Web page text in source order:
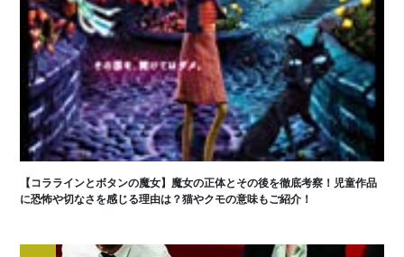
【コララインとボタンの魔女】魔女の正体とその後を徹底考察！児童作品
に恐怖や切なさを感じる理由は？猫やクモの意味もご紹介！